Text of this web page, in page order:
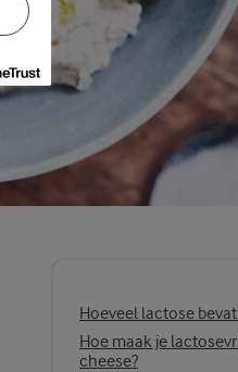
Hoeveel lactose
Hoe maak je
cheese?